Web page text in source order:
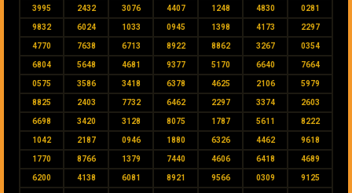
3995 2432 3076 4407 1248 4830 0281
9832 6024 1033 0945 1398 4173 2297
4770 7638 6713 8922 8862 3267 0354
6804 5648 4681 9377 5170 6640 7664
0575 3586 3418 6378 4625 2106 5979
8825 2403 7732 6462 2297 3374 2603
6698 3420 3128 8075 1787 5611 8222
1042 2187 0946 1880 6326 4462 9618
1770 8766 1379 7440 4606 6418 4689
6200 4138 6081 8921 9566 0309 9125